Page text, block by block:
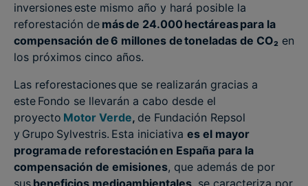
inversiones este mismo año y hará posible la
reforestación de más de 24.000 hectáreas para la
compensación de 6 millones de toneladas de CO₂ en
los próximos cinco años.
Las reforestaciones que se realizarán gracias a
este Fondo se llevarán a cabo desde el
proyecto Motor Verde, de Fundación Repsol
y Grupo Sylvestris. Esta iniciativa es el mayor
programa de reforestación en España para la
compensación de emisiones, que además de por
sus beneficios medioambientales , se caracteriza por